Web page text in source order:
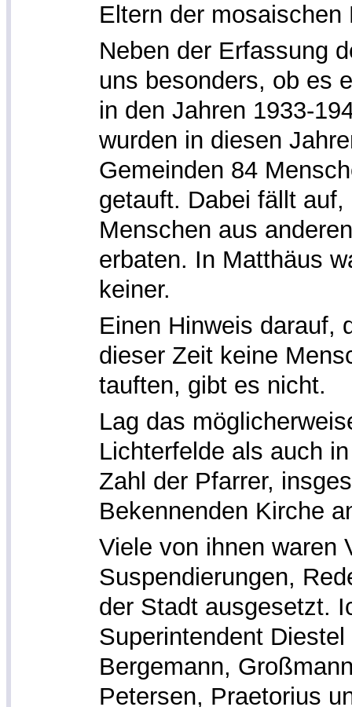
Eltern der
Neben der Erfassung
uns besonders, ob es
in den Jahren 1933-
wurden in diesen
Gemeinden 84
getauft. Dabei fällt
Menschen aus
erbaten. In Matthäus
keiner.
Einen Hinweis darauf,
dieser Zeit keine
tauften, gibt es nicht.
Lag das
Lichterfelde als auch
Zahl der Pfarrer,
Bekennenden Kirche
Viele von ihnen waren
Suspendierungen,
der Stadt ausgesetzt.
Superintendent
Bergemann,
Petersen, Praetorius